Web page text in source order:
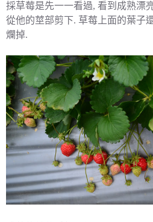
採草莓是先一一看過, 看到成熟漂
從他的莖部剪下. 草莓上面的葉子
爛掉.